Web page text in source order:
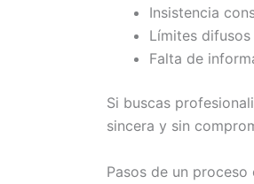
Insistencia
Límites
Falta de
Si buscas
sincera y sin
Pasos de un